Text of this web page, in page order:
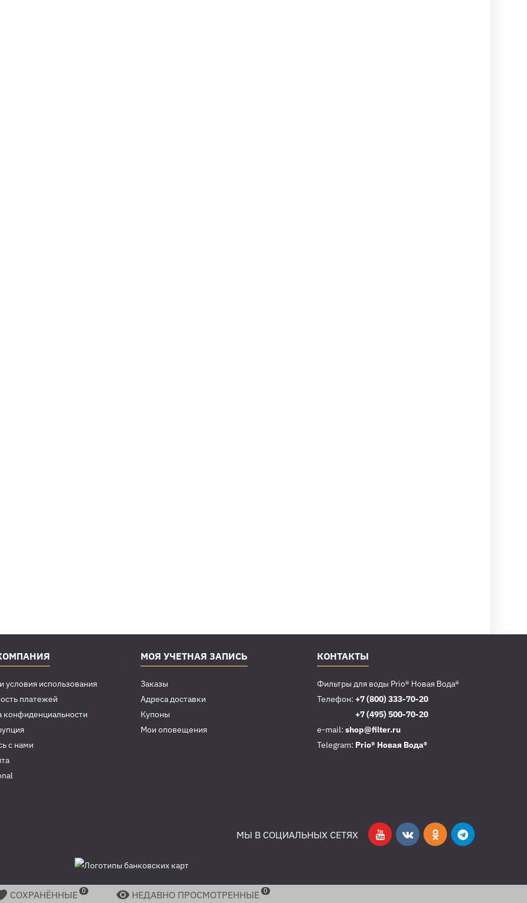
СОХРАНЁННЫЕ 0  НЕДАВНО ПРОСМОТРЕННЫЕ 0
условия использования
платежей
конфиденциальности
с нами
МОЯ УЧЕТНАЯ ЗАПИСЬ
Заказы
Адреса доставки
Купоны
Мои оповещения
КОНТАКТЫ
Фильтры для воды Prio® Новая Вода®
Телефон: +7 (800) 333-70-20
+7 (495) 500-70-20
e-mail: shop@filter.ru
Telegram: Prio® Новая Вода®
МЫ В СОЦИАЛЬНЫХ СЕТЯХ
© Copyright 2003-2026 Фильтры для воды Prio® Новая Вода®. 16+